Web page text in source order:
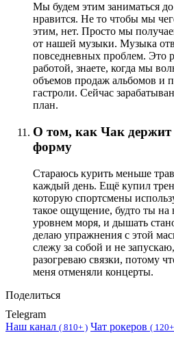
Мы будем этим заниматься
нравится. Не то чтобы мы
этим, нет. Просто мы
от нашей музыки. Музыка
повседневных проблем. Это
работой, знаете, когда мы
объемов продаж альбомов и
гастроли. Сейчас
план.
О том, как Чак
форму
Стараюсь курить меньше
каждый день. Ещё купил
которую спортсмены
такое ощущение, будто ты на
уровнем моря, и дышать
делаю упражнения с этой
слежу за собой и не
разогреваю связки, потому
меня отменяли концерты.
Поделиться
Telegram
Наш канал ( 810+ ) Чат рокеров (